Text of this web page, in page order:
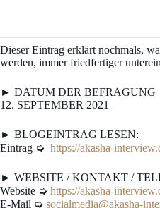
Dieser Eintrag erklärt nochmals,
werden, immer friedfertiger
► DATUM DER BEFRAGUNG
12. SEPTEMBER 2021
► BLOGEINTRAG LESEN:
Eintrag ➭ https://akasha-
► WEBSITE / KONTAKT /
Website ➭ https://akasha-
E-Mail ➭ socialmedia@akasha-